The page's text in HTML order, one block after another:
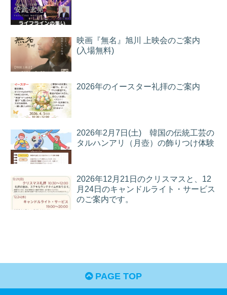
映画『無名』旭川 上映会のご案内
(入場無料)
2026年のイースター礼拝のご案内
2026年2月7日(土) 韓国の伝統工芸の
タルハンアリ（月壺）の飾りつけ体験
2026年12月21日のクリスマスと、12
月24日のキャンドルライト・サービス
のご案内です。
PAGE TOP